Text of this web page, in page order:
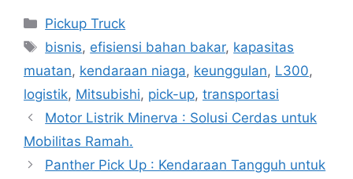
Kategori
Pickup Truck
Tag
bisnis, efisiensi bahan bakar, kapasitas
muatan, kendaraan niaga, keunggulan, L300,
logistik, Mitsubishi, pick-up, transportasi
Motor Listrik Minerva : Solusi Cerdas untuk
Mobilitas Ramah.
Panther Pick Up : Kendaraan Tangguh untuk